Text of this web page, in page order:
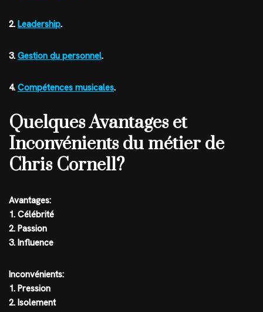
2. Leadership.
3. Gestion du personnel.
4. Compétences musicales.
Quelques Avantages et
Inconvénients du métier de
Chris Cornell?
Avantages:
1. Célébrité
2. Passion
3. Influence
Inconvénients:
1. Pression
2. Isolement